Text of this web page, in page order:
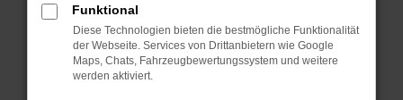
Das kann manchmal helfen, vorübergehende
Probleme zu beheben.
Stelle sicher, dass dein Browser und dein
Betriebssystem auf dem neuesten Stand sind.
Funktional
Diese Technologien bieten die bestmögliche Funktionalität
der Webseite. Services von Drittanbietern wie Google
Maps, Chats, Fahrzeugbewertungssystem und weitere
werden aktiviert.